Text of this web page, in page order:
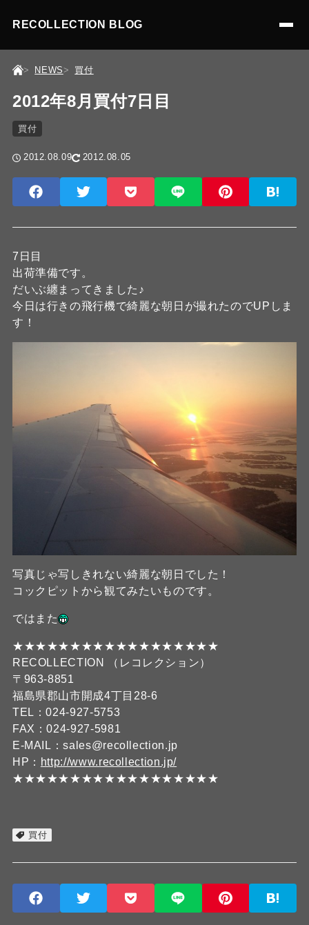
RECOLLECTION BLOG
NEWS 買付
2012年8月買付7日目
買付
2012.08.09 2012.08.05
7日目
出荷準備です。
だいぶ纏まってきました♪
今日は行きの飛行機で綺麗な朝日が撮れたのでUPしま
す！
写真じゃ写しきれない綺麗な朝日でした！
コックピットから観てみたいものです。
ではまた
★★★★★★★★★★★★★★★★★★
RECOLLECTION （レコレクション）
〒963-8851
福島県郡山市開成4丁目28-6
TEL：024-927-5753
FAX：024-927-5981
E-MAIL：sales@recollection.jp
HP： http://www.recollection.jp/
★★★★★★★★★★★★★★★★★★
買付